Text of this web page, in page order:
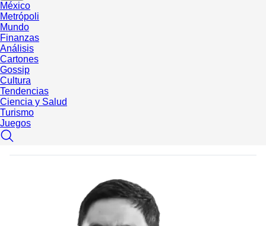
México
Metrópoli
Mundo
Finanzas
Análisis
Cartones
Gossip
Cultura
Tendencias
Ciencia y Salud
Turismo
Juegos